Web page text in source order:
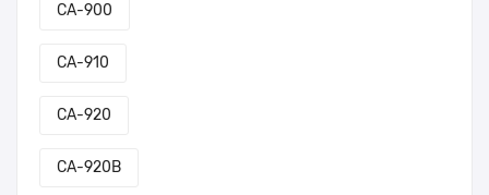
CA-900
CA-910
CA-920
CA-920B